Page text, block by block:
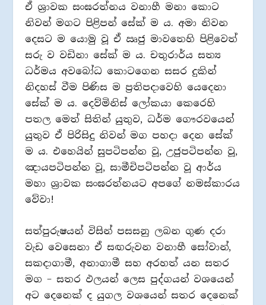
ඒ ශ්‍රාවක සංඝරත්නය වනාහී මනා කොට
නිවන් මගට පිළිපන් සේක් ම ය. අමා නිවන
දෙසට ම යොමු වූ ඒ ඍජු මාවතෙහි පිළිවෙත්
සරු ව වඩිනා සේක් ම ය. චතුරාර්ය සත්‍ය
ධර්මය අවබෝධ කොටගෙන සසර දුකින්
නිදහස් වීම පිණිස ම ප්‍රතිපදාවෙහි යෙදෙනා
සේක් ම ය. දෙව්මිනිස් ලෝකයා කෙරෙහි
පතල මෙත් සිතින් යුතුව, ධර්ම ගෞරවයෙන්
යුතුව ඒ පිරිසිදු නිවන් මග පහදා දෙන සේක්
ම ය. එහෙයින් සුපටිපන්න වූ, උජුපටිපන්න වූ,
ඤායපටිපන්න වූ, සාමීචිපටිපන්න වූ ආර්ය
මහා ශ්‍රාවක සංඝරත්නයට අපගේ නමස්කාරය
වේවා!
සත්පුරුෂයන් විසින් පසසනු ලබන ගුණ දරා
වැඩ වෙසෙනා ඒ සඟරුවන වනාහී සෝවාන්,
සකදාගාමී, අනාගාමී සහ අරහත් යන සතර
මග – සතර ඵලයන් ලෙස පුද්ගයන් වශයෙන්
අට දෙනෙක් ද යුගල වශයෙන් සතර දෙනෙක්